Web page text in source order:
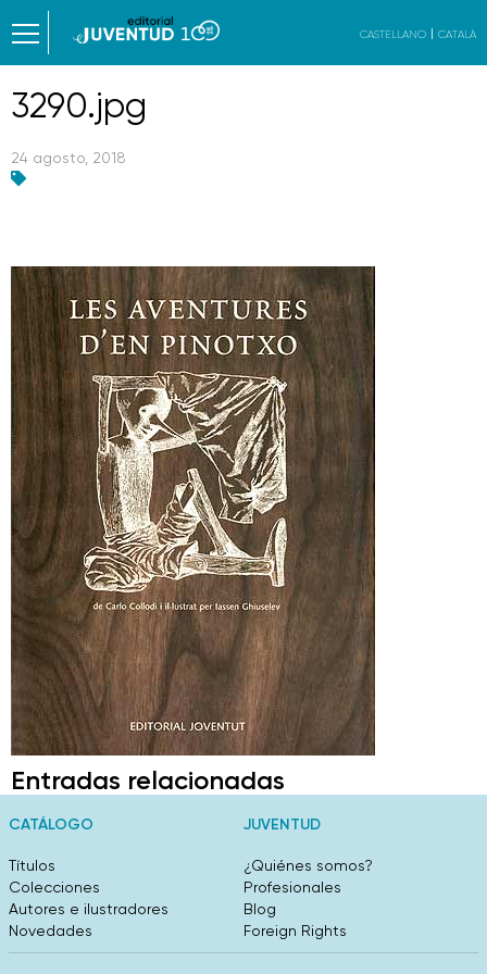
CASTELLANO CATALÀ
3290.jpg
24 agosto, 2018
Entradas relacionadas
CATÁLOGO
Títulos
Colecciones
Autores e ilustradores
Novedades
JUVENTUD
¿Quiénes somos?
Profesionales
Blog
Foreign Rights